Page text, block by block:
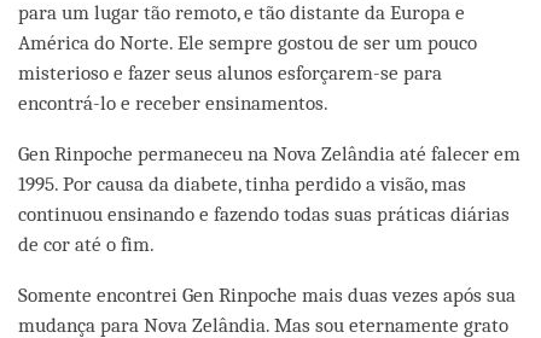
para um lugar tão remoto, e tão distante da Europa e
América do Norte. Ele sempre gostou de ser um pouco
misterioso e fazer seus alunos esforçarem-se para
encontrá-lo e receber ensinamentos.
Gen Rinpoche permaneceu na Nova Zelândia até falecer em
1995. Por causa da diabete, tinha perdido a visão, mas
continuou ensinando e fazendo todas suas práticas diárias
de cor até o fim.
Somente encontrei Gen Rinpoche mais duas vezes após sua
mudança para Nova Zelândia. Mas sou eternamente grato